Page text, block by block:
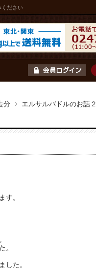
ください
分 エルサルバドルのお話２
す。
。
した。